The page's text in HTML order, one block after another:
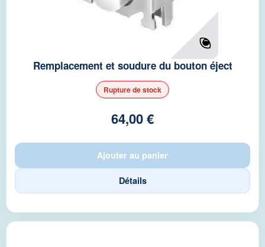
Remplacement et soudure du bouton éject
Rupture de stock
64,00 €
Ajouter au panier
Détails